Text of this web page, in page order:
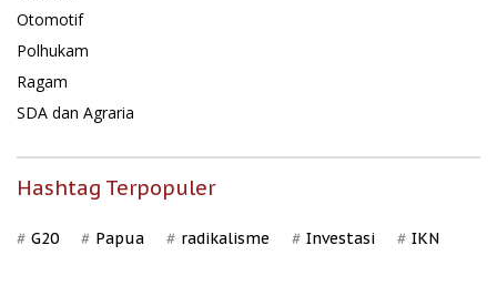
Otomotif
Polhukam
Ragam
SDA dan Agraria
Hashtag Terpopuler
G20 Papua radikalisme Investasi IKN